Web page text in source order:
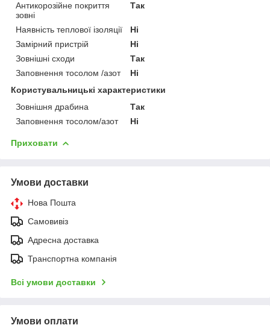
Антикорозійне покриття
зовні
Так
Наявність теплової ізоляції
Ні
Замірний пристрій
Ні
Зовнішні сходи
Так
Заповнення тосолом /азот
Ні
Користувальницькі характеристики
Зовнішня драбина
Так
Заповнення тосолом/азот
Ні
Приховати
Умови доставки
Нова Пошта
Самовивіз
Адресна доставка
Транспортна компанія
Всі умови доставки
Умови оплати